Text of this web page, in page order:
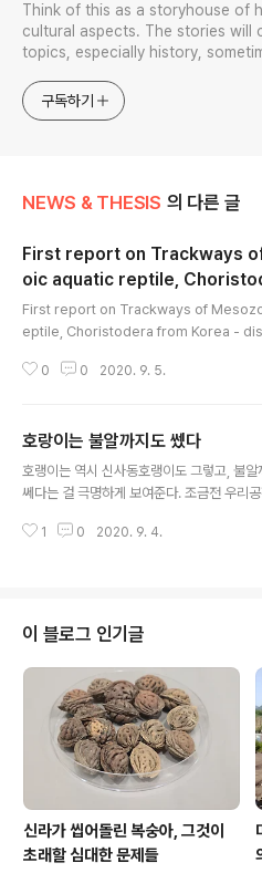
Think of this as a storyhouse of
cultural aspects. The stories will
topics, especially history,
approach will be to resist any
generalized viewpoint
구독하기
NEWS & THESIS 의 다른 글
First report on Trackways
oic aquatic reptile,
m Korea
First report on Trackways of
eptile, Choristodera from Korea -
glyps in 2018/ new ichnospecies,
n (CHA), reported new fossils of
rtebrate footprints today after an
vey and excavation* around..
0 0 2020. 9. 5.
호랑이는 불알까지도 쎘다
호랭이는 역시 신사동호랭이도 그렇고, 불알
쎄다는 걸 극명하게 보여준다. 조금전 우리
위다. 빌보드200에 이어 핫100도 씹어먹은
갈라섰단 소식도 만만찮은 세를 과시하거니
건이 나란히 3~4위에 랭크했으니, 이러다가
이 위협받겠다. 호랑아! 힘내자!! 황정음, 결
경…소속사 "원만히 이혼 협의할 것"(종합) |
음, 결혼 4년 만에 파경…소속사 "원만히 이
(종합), 송은경..
1 0 2020. 9. 4.
이 블로그 인기글
신라가 씹어돌린 복숭아, 그것이
초래할 심대한 문제들